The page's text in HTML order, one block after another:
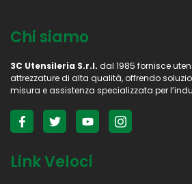
Chi siamo
3C Utensileria S.r.l. dal 1985 fornisce
attrezzature di alta qualità, offrendo
misura e assistenza specializzata per
Link Veloci